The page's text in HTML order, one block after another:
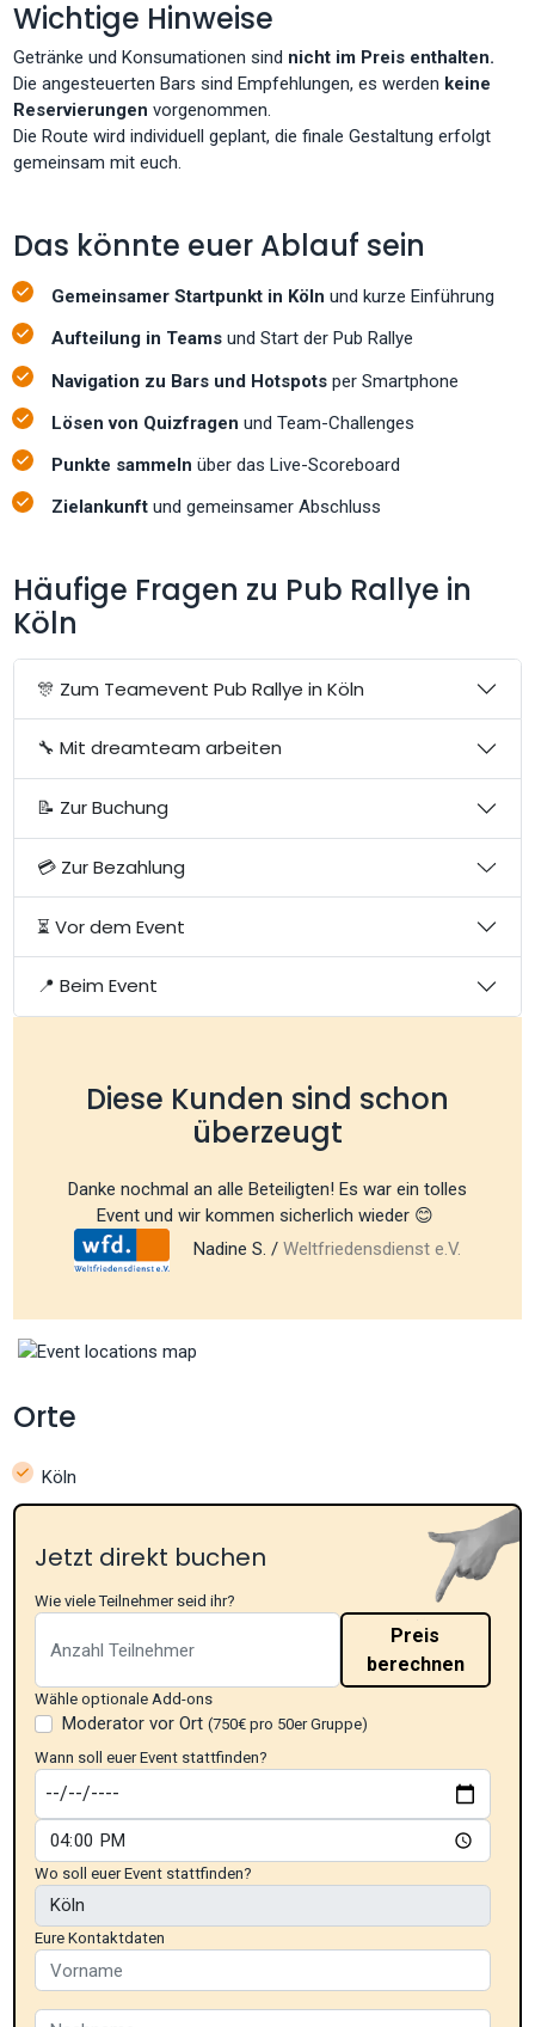
Wichtige Hinweise
Getränke und Konsumationen sind nicht im Preis enthalten.
Die angesteuerten Bars sind Empfehlungen, es werden keine
Reservierungen vorgenommen.
Die Route wird individuell geplant, die finale Gestaltung erfolgt
gemeinsam mit euch.
Das könnte euer Ablauf sein
Gemeinsamer Startpunkt in Kölnund kurze Einführung
Aufteilung in Teamsund Start der Pub Rallye
Navigation zu Bars und Hotspots per Smartphone
Lösen von Quizfragen und Team-Challenges
Punkte sammelnüber das Live-Scoreboard
Zielankunft und gemeinsamer Abschluss
Häufige Fragen zu Pub Rallye in
Köln
🎊 Zum Teamevent Pub Rallye in Köln
🔧 Mit dreamteam arbeiten
📝 Zur Buchung
💳 Zur Bezahlung
⏳ Vor dem Event
📍 Beim Event
Diese Kunden sind schon
überzeugt
Danke nochmal an alle Beteiligten! Es war ein tolles
Event und wir kommen sicherlich wieder 😊
Nadine S. / Weltfriedensdienst e.V.
Orte
Köln
Jetzt direkt buchen
Wie viele Teilnehmer seid ihr?
Preis
berechnen
Wähle optionale Add-ons
Moderator vor Ort (750€ pro 50er Gruppe)
Wann soll euer Event stattfinden?
Wo soll euer Event stattfinden?
Eure Kontaktdaten